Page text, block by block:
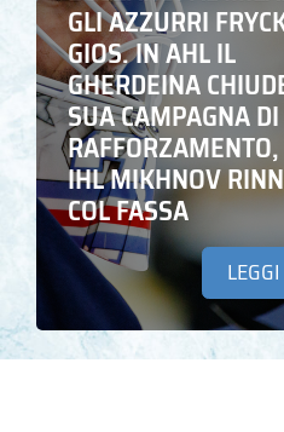
GLI AZZURRI
GIOS. IN AHL IL
GHERDEINA
SUA CAMPAGNA DI
IHL MIKHNOV
COL FASSA